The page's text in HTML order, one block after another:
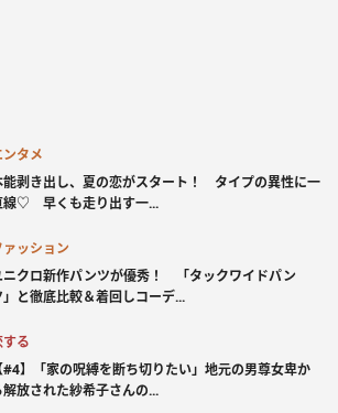
ンタメ
能剥き出し、夏の恋がスタート！ タイプの異性に一
線♡ 早くも走り出す一...
ァッション
ニクロ新作パンツが優秀！ 「タックワイドパン
」と徹底比較＆着回しコーデ...
る
【#4】「家の呪縛を断ち切りたい」地元の男尊女卑か
解放された紗希子さんの...